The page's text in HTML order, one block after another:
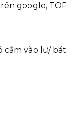
google,
vào lư/